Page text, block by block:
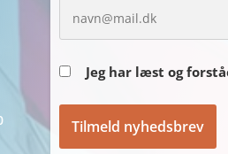
Jeg har læst og